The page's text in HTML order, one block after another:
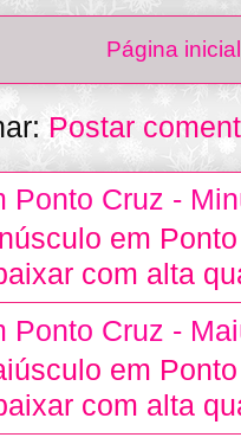
Página inicial
Postar
Ponto Cruz -
em
com alta
Ponto Cruz -
em
com alta